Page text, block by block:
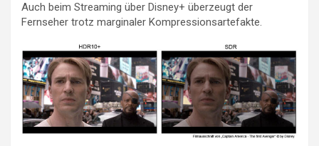
Auch beim Streaming über Disney+ überzeugt der
Fernseher trotz marginaler Kompressionsartefakte.